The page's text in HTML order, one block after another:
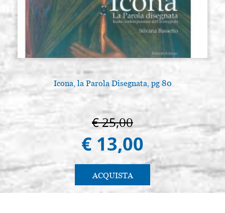
Icona, la Parola Disegnata, pg 80
€ 25,00
€ 13,00
ACQUISTA